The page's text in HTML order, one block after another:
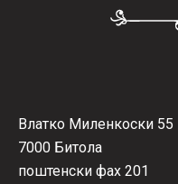
Влатко Миленкоски 55
7000 Битола
поштенски фах 201